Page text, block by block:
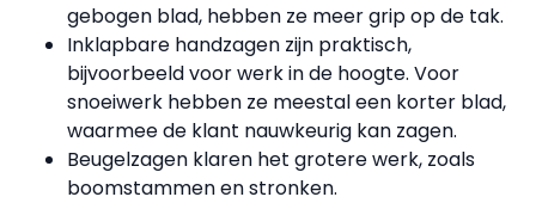
gebogen blad, hebben ze meer grip op de tak.
Inklapbare handzagen zijn praktisch,
bijvoorbeeld voor werk in de hoogte. Voor
snoeiwerk hebben ze meestal een korter blad,
waarmee de klant nauwkeurig kan zagen.
Beugelzagen klaren het grotere werk, zoals
boomstammen en stronken.